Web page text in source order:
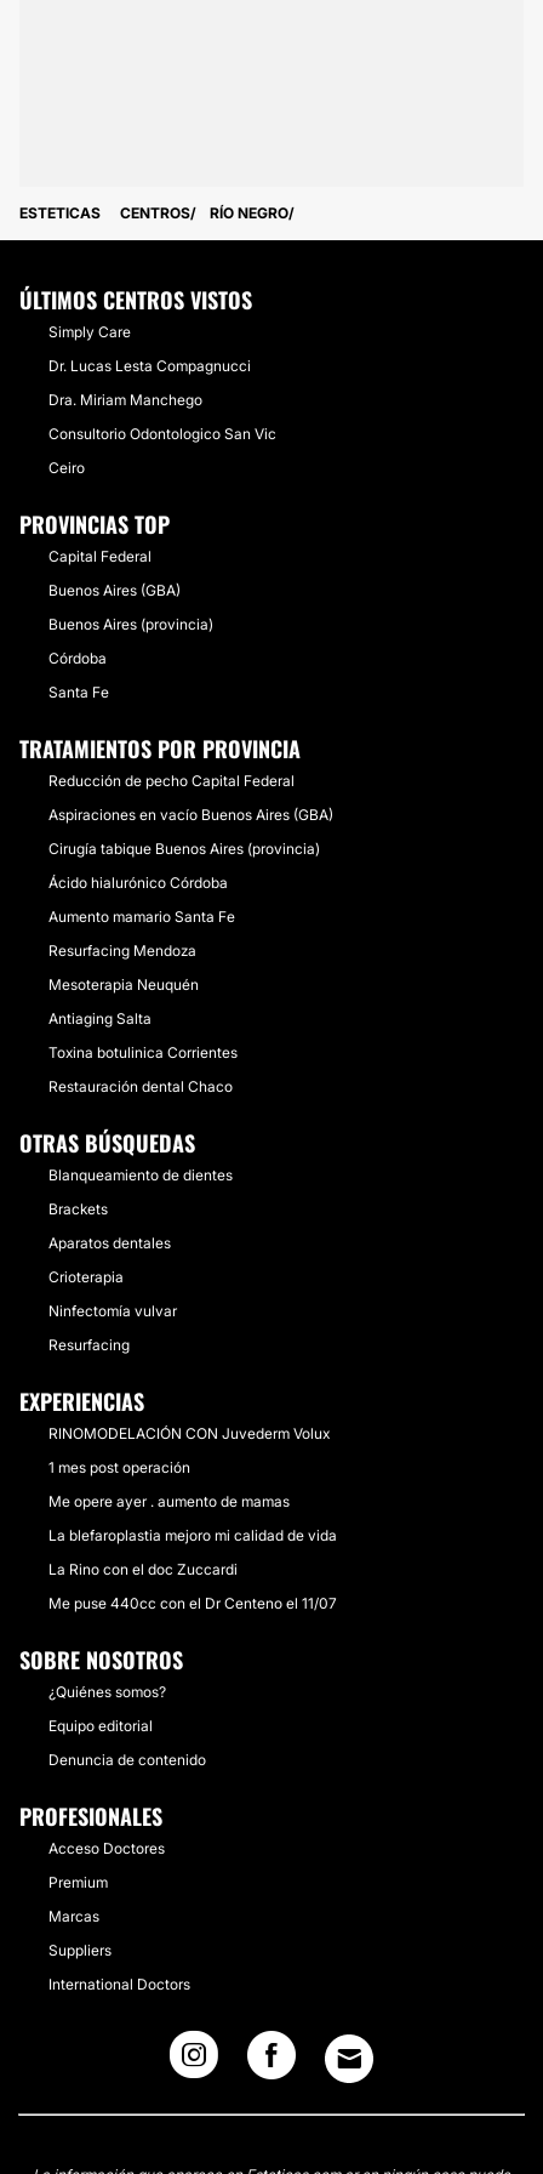
ESTETICAS CENTROS RÍO NEGRO
ÚLTIMOS CENTROS VISTOS
Simply Care
Dr. Lucas Lesta Compagnucci
Dra. Miriam Manchego
Consultorio Odontologico San Vic
Ceiro
PROVINCIAS TOP
Capital Federal
Buenos Aires (GBA)
Buenos Aires (provincia)
Córdoba
Santa Fe
TRATAMIENTOS POR PROVINCIA
Reducción de pecho Capital Federal
Aspiraciones en vacío Buenos Aires (GBA)
Cirugía tabique Buenos Aires (provincia)
Ácido hialurónico Córdoba
Aumento mamario Santa Fe
Resurfacing Mendoza
Mesoterapia Neuquén
Antiaging Salta
Toxina botulinica Corrientes
Restauración dental Chaco
OTRAS BÚSQUEDAS
Blanqueamiento de dientes
Brackets
Aparatos dentales
Crioterapia
Ninfectomía vulvar
Resurfacing
EXPERIENCIAS
RINOMODELACIÓN CON Juvederm Volux
1 mes post operación
Me opere ayer . aumento de mamas
La blefaroplastia mejoro mi calidad de vida
La Rino con el doc Zuccardi
Me puse 440cc con el Dr Centeno el 11/07
SOBRE NOSOTROS
¿Quiénes somos?
Equipo editorial
Denuncia de contenido
PROFESIONALES
Acceso Doctores
Premium
Marcas
Suppliers
International Doctors